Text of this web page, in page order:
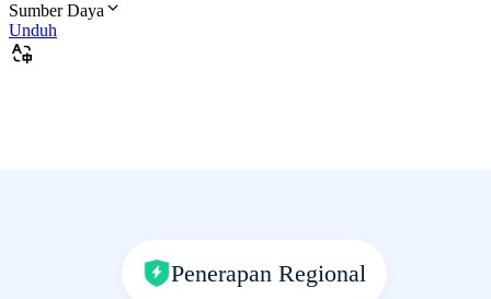
Sumber Daya
Unduh
Penerapan Regional